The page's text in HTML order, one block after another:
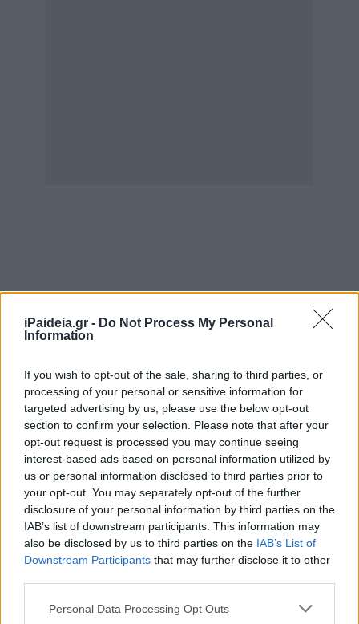
iPaideia.gr - Do Not Process My Personal
Information
If you wish to opt-out of the sale, sharing to third parties, or
processing of your personal or sensitive information for
targeted advertising by us, please use the below opt-out
section to confirm your selection. Please note that after your
opt-out request is processed you may continue seeing
interest-based ads based on personal information utilized by
us or personal information disclosed to third parties prior to
your opt-out. You may separately opt-out of the further
disclosure of your personal information by third parties on the
IAB’s list of downstream participants. This information may
also be disclosed by us to third parties on the IAB’s List of
Downstream Participants that may further disclose it to other
Please note that this website/app uses one or more Google
Personal Data Processing Opt Outs
είναι 580-600 (για α/θμια και β/θμια συνολικά).
αρμοδιότητες του τμήματος ειδικής αγωγής του
υπουργείου έχει ολοκληρωθεί και, πλέον, είναι θέμα
πολιτικής ηγεσίας το πότε αυτά θα δοθούν ως κενά.
Διορισμοί στην ειδική αγωγή